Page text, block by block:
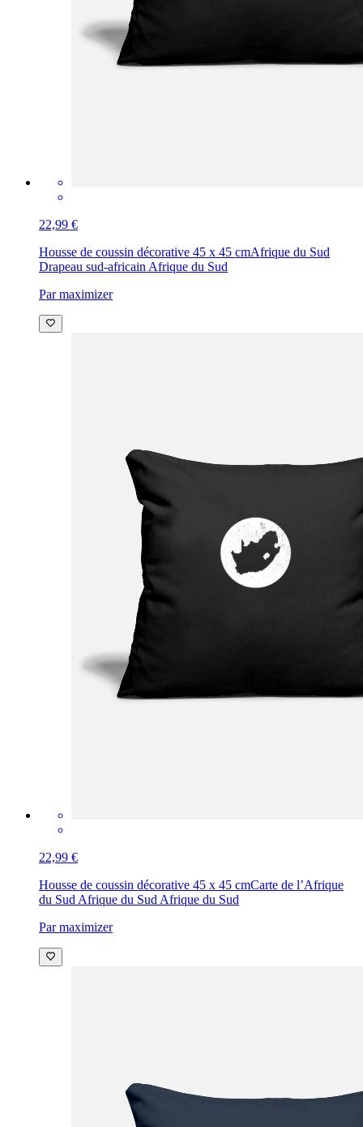
22,99 €
Housse de coussin décorative 45 x 45 cmAfrique du Sud
Drapeau sud-africain Afrique du Sud
Par maximizer
22,99 €
Housse de coussin décorative 45 x 45 cmCarte de l’Afrique
du Sud Afrique du Sud Afrique du Sud
Par maximizer